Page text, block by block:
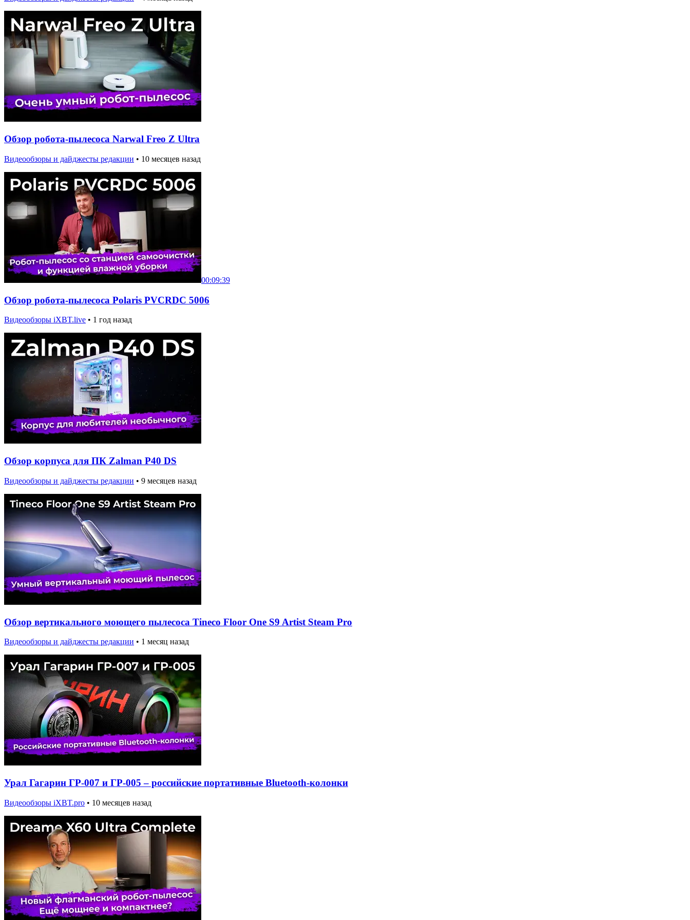
Обзор робота-пылесоса Narwal Freo Z Ultra
Видеообзоры и дайджесты редакции • 10 месяцев назад
00:09:39
Обзор робота-пылесоса Polaris PVCRDC 5006
Видеообзоры iXBT.live • 1 год назад
Обзор корпуса для ПК Zalman P40 DS
Видеообзоры и дайджесты редакции • 9 месяцев назад
Обзор вертикального моющего пылесоса Tineco Floor One S9 Artist Steam Pro
Видеообзоры и дайджесты редакции • 1 месяц назад
Урал Гагарин ГР-007 и ГР-005 – российские портативные Bluetooth-колонки
Видеообзоры iXBT.pro • 10 месяцев назад